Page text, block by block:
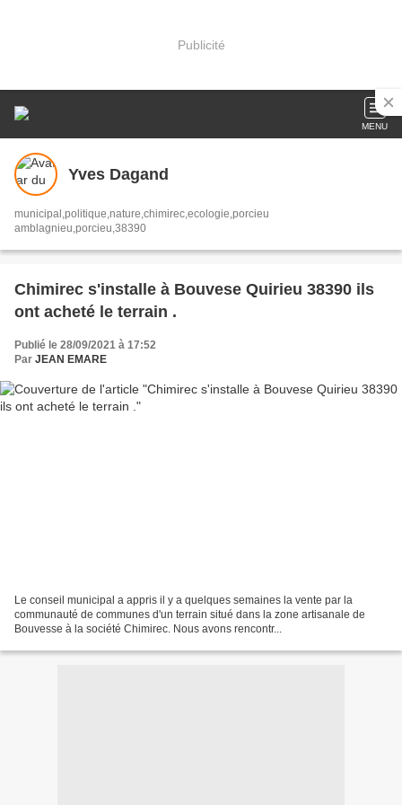
Publicité
MENU
Yves Dagand
municipal,politique,nature,chimirec,ecologie,porcieu
amblagnieu,porcieu,38390
Chimirec s'installe à Bouvese Quirieu 38390 ils
ont acheté le terrain .
Publié le 28/09/2021 à 17:52
Par JEAN EMARE
Le conseil municipal a appris il y a quelques semaines la vente par la
communauté de communes d'un terrain situé dans la zone artisanale de
Bouvesse à la société Chimirec. Nous avons rencontr...